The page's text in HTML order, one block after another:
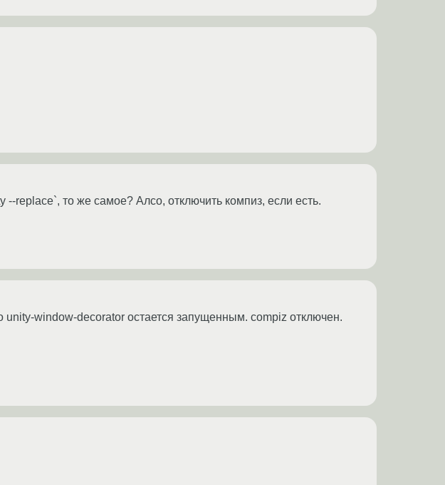
replace`, то же самое? Алсо, отключить компиз, если есть.
window-decorator остается запущенным. compiz отключен.